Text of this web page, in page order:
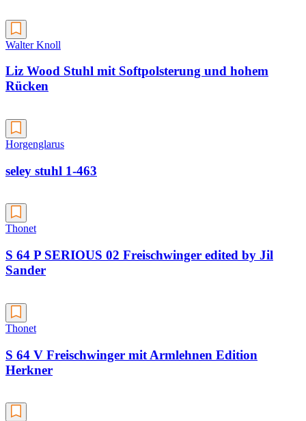
Walter Knoll
Liz Wood Stuhl mit Softpolsterung und hohem
Rücken
Horgenglarus
seley stuhl 1-463
Thonet
S 64 P SERIOUS 02 Freischwinger edited by Jil
Sander
Thonet
S 64 V Freischwinger mit Armlehnen Edition
Herkner